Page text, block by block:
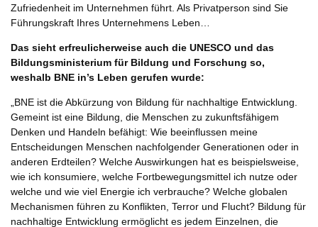
Zufriedenheit im Unternehmen führt. Als Privatperson sind Sie
Führungskraft Ihres Unternehmens Leben…
Das sieht erfreulicherweise auch die UNESCO und das
Bildungsministerium für Bildung und Forschung so,
weshalb BNE in’s Leben gerufen wurde:
„BNE ist die Abkürzung von Bildung für nachhaltige Entwicklung.
Gemeint ist eine Bildung, die Menschen zu zukunftsfähigem
Denken und Handeln befähigt: Wie beeinflussen meine
Entscheidungen Menschen nachfolgender Generationen oder in
anderen Erdteilen? Welche Auswirkungen hat es beispielsweise,
wie ich konsumiere, welche Fortbewegungsmittel ich nutze oder
welche und wie viel Energie ich verbrauche? Welche globalen
Mechanismen führen zu Konflikten, Terror und Flucht? Bildung für
nachhaltige Entwicklung ermöglicht es jedem Einzelnen, die